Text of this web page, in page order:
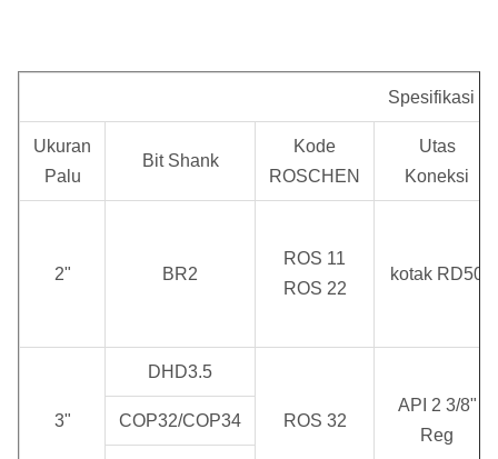
Spesifikasi
Ukuran
Palu
Bit Shank
Kode
ROSCHEN
Utas
Koneksi
2" BR2
ROS 11
ROS 22
kotak RD50
3"
DHD3.5
ROS 32
API 2 3/8"
Reg
COP32/COP34